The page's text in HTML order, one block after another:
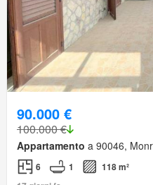
90.000 €
100.000 €
Appartamento a 90046,
6 1
118 m²